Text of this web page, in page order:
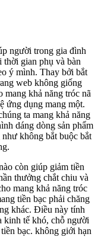
người trong gia đình
thời gian phụ và bàn
ý mình. Thay bởi bắt
web không giống
mang khả năng tróc nã
ứng dụng mang một.
ta mang khả năng
dáng dòng sản phẩm
không bắt buộc bắt
còn giúp giảm tiền
thưởng chắt chiu và
mang khả năng tróc
tiền bạc phải chăng
khác. Điều này tính
kinh tế khó, chỗ người
bạc. không giới hạn